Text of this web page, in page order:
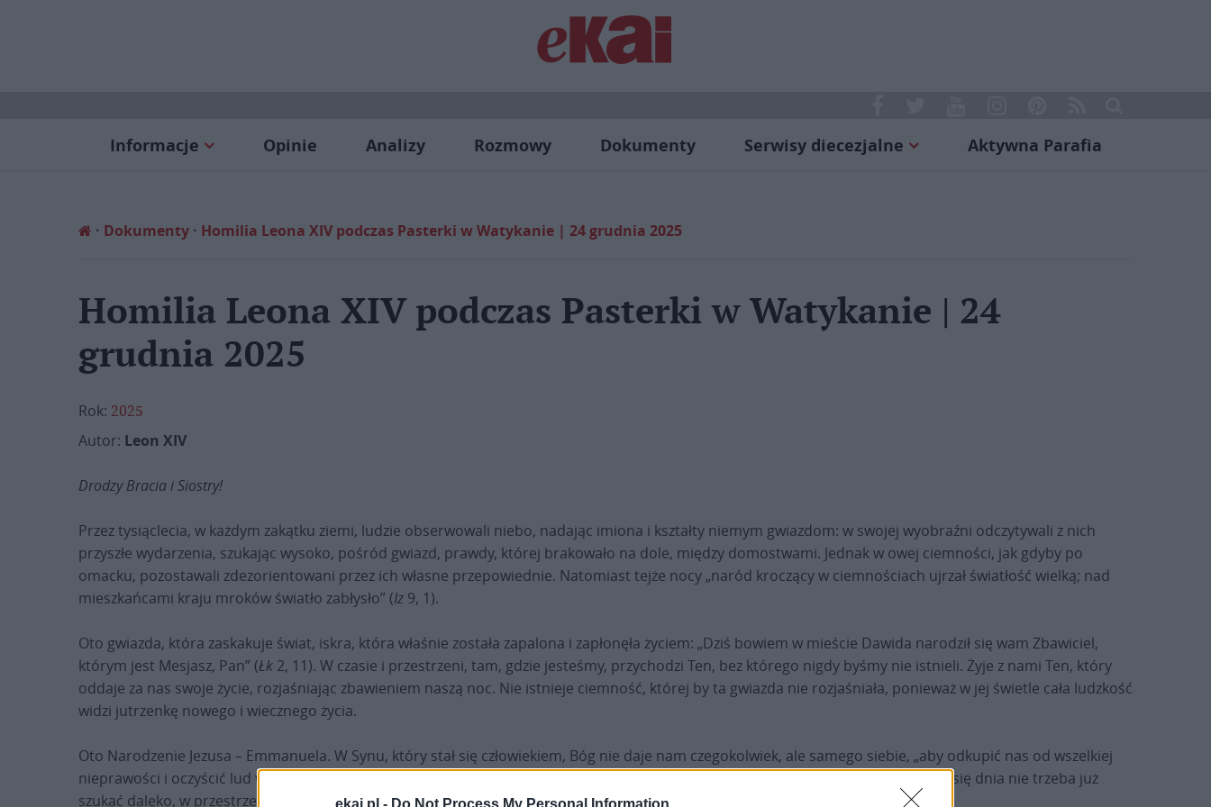
ekai.pl - Do Not Process My Personal Information
Informacje Opinie Analizy Rozmowy Dokumenty Serwisy diecezjalne Aktywna Parafia
Dokumenty Homilia Leona XIV podczas Pasterki w Watykanie | 24 grudnia 2025
Homilia Leona XIV podczas Pasterki w Watykanie | 24
grudnia 2025
Rok: 2025
Autor: Leon XIV
Drodzy Bracia i Siostry!
Przez tysiąclecia, w każdym zakątku ziemi, ludzie obserwowali niebo, nadając imiona i kształty niemym gwiazdom: w swojej wyobraźni odczytywali z nich
przyszłe wydarzenia, szukając wysoko, pośród gwiazd, prawdy, której brakowało na dole, między domostwami. Jednak w owej ciemności, jak gdyby po
omacku, pozostawali zdezorientowani przez ich własne przepowiednie. Natomiast tejże nocy „naród kroczący w ciemnościach ujrzał światłość wielką; nad
mieszkańcami kraju mroków światło zabłysło” (Iz 9, 1).
Oto gwiazda, która zaskakuje świat, iskra, która właśnie została zapalona i zapłonęła życiem: „Dziś bowiem w mieście Dawida narodził się wam Zbawiciel,
którym jest Mesjasz, Pan” (Łk 2, 11). W czasie i przestrzeni, tam, gdzie jesteśmy, przychodzi Ten, bez którego nigdy byśmy nie istnieli. Żyje z nami Ten, który
oddaje za nas swoje życie, rozjaśniając zbawieniem naszą noc. Nie istnieje ciemność, której by ta gwiazda nie rozjaśniała, ponieważ w jej świetle cała ludzkość
widzi jutrzenkę nowego i wiecznego życia.
Oto Narodzenie Jezusa – Emmanuela. W Synu, który stał się człowiekiem, Bóg nie daje nam czegokolwiek, ale samego siebie, „aby odkupić nas od wszelkiej
nieprawości i oczyścić lud wybrany sobie na własność” (
2, 14). W nocy rodzi się Ten, który wybawia nas z nocy: śladu budzącego się dnia nie trzeba już
szukać daleko, w przestrzeniach kosmicznych, ale pochylając głowę, w pobliskiej stajni.